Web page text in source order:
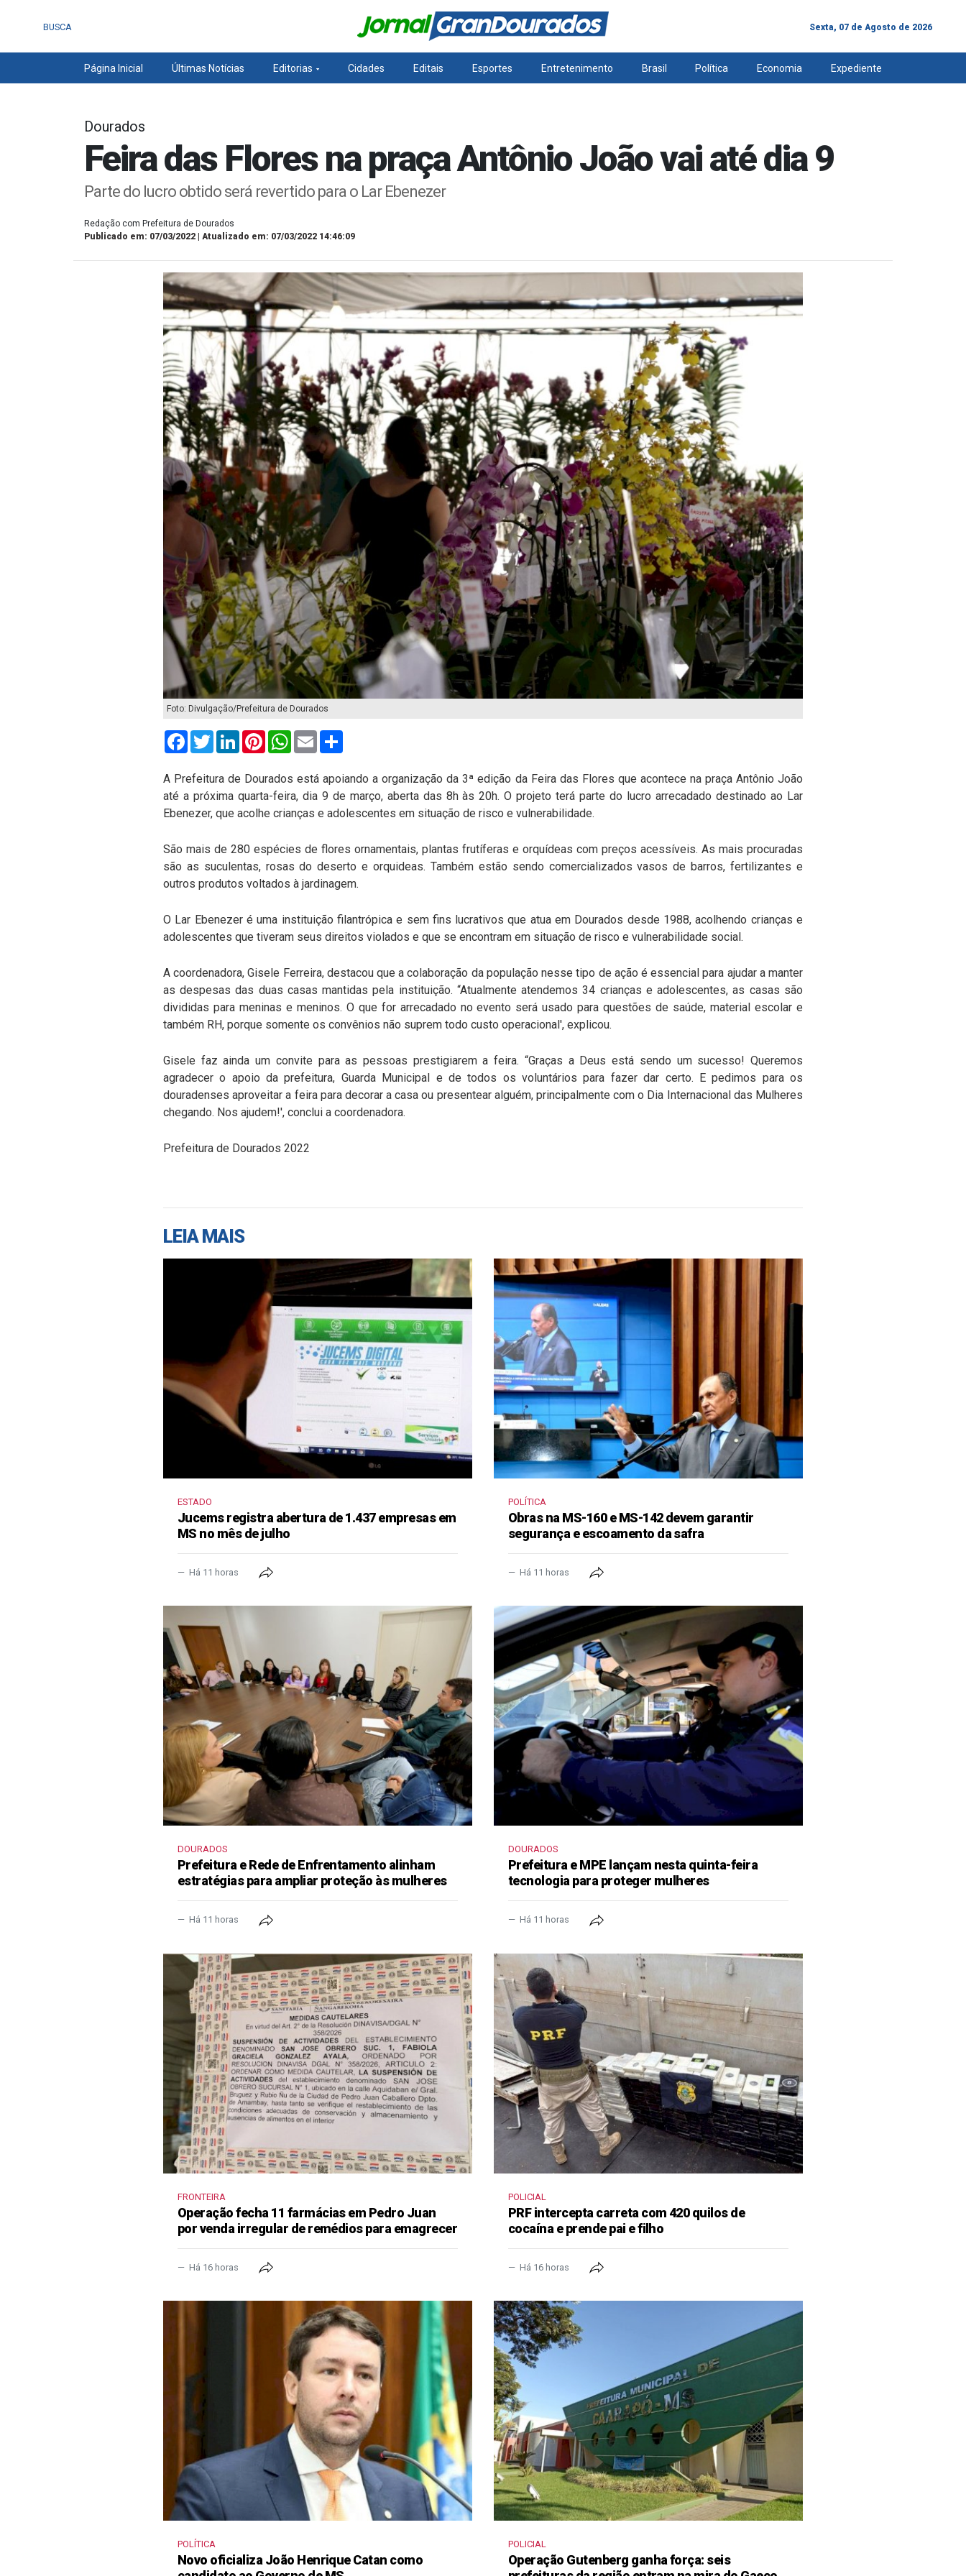
BUSCA Sexta, 07 de Agosto de 2026
Página Inicial Últimas Notícias Editorias Cidades Editais Esportes Entretenimento Brasil Política Economia Expediente
Dourados
Feira das Flores na praça Antônio João vai até dia 9
Parte do lucro obtido será revertido para o Lar Ebenezer
Redação com Prefeitura de Dourados
Publicado em: 07/03/2022 | Atualizado em: 07/03/2022 14:46:09
Foto: Divulgação/Prefeitura de Dourados
Facebook
TwitterLinkedInPinterestWhatsApp
Email
A Prefeitura de Dourados está apoiando a organização da 3ª edição da Feira das Flores que acontece na praça Antônio João
até a próxima quarta-feira, dia 9 de março, aberta das 8h às 20h. O projeto terá parte do lucro arrecadado destinado ao Lar
Ebenezer, que acolhe crianças e adolescentes em situação de risco e vulnerabilidade.
São mais de 280 espécies de flores ornamentais, plantas frutíferas e orquídeas com preços acessíveis. As mais procuradas
são as suculentas, rosas do deserto e orquideas. Também estão sendo comercializados vasos de barros, fertilizantes e
outros produtos voltados à jardinagem.
O Lar Ebenezer é uma instituição filantrópica e sem fins lucrativos que atua em Dourados desde 1988, acolhendo crianças e
adolescentes que tiveram seus direitos violados e que se encontram em situação de risco e vulnerabilidade social.
A coordenadora, Gisele Ferreira, destacou que a colaboração da população nesse tipo de ação é essencial para ajudar a manter
as despesas das duas casas mantidas pela instituição. “Atualmente atendemos 34 crianças e adolescentes, as casas são
divididas para meninas e meninos. O que for arrecadado no evento será usado para questões de saúde, material escolar e
também RH, porque somente os convênios não suprem todo custo operacional', explicou.
Gisele faz ainda um convite para as pessoas prestigiarem a feira. “Graças a Deus está sendo um sucesso! Queremos
agradecer o apoio da prefeitura, Guarda Municipal e de todos os voluntários para fazer dar certo. E pedimos para os
douradenses aproveitar a feira para decorar a casa ou presentear alguém, principalmente com o Dia Internacional das Mulheres
chegando. Nos ajudem!', conclui a coordenadora.
Prefeitura de Dourados 2022
LEIA MAIS
ESTADO
Jucems registra abertura de 1.437 empresas em
MS no mês de julho
Há 11 horas
POLÍTICA
Obras na MS-160 e MS-142 devem garantir
segurança e escoamento da safra
Há 11 horas
DOURADOS
Prefeitura e Rede de Enfrentamento alinham
estratégias para ampliar proteção às mulheres
Há 11 horas
DOURADOS
Prefeitura e MPE lançam nesta quinta-feira
tecnologia para proteger mulheres
Há 11 horas
FRONTEIRA
Operação fecha 11 farmácias em Pedro Juan
por venda irregular de remédios para emagrecer
Há 16 horas
POLICIAL
PRF intercepta carreta com 420 quilos de
cocaína e prende pai e filho
Há 16 horas
POLÍTICA
Novo oficializa João Henrique Catan como
POLICIAL
Operação Gutenberg ganha força: seis